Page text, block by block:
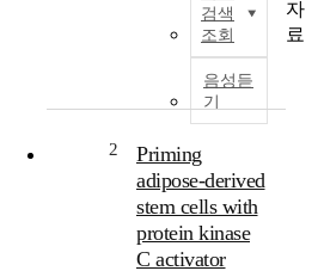
검색
조회
음성듣
기
2
Priming
adipose-derived
stem cells with
protein kinase
C activator
자
료